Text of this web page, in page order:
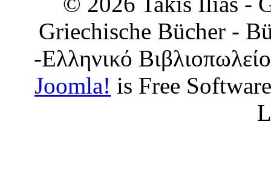
Griechische Bücher -
-Ελληνικό
Joomla! is Free